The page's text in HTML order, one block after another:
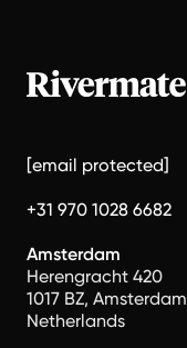
[email protected]
+31 970 1028 6682
Amsterdam
Herengracht 420
1017 BZ, Amsterdam
Netherlands